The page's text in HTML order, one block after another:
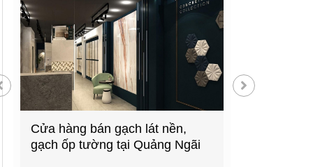
Cửa hàng bán gạch lát nền,
gạch ốp tường tại Quảng Ngãi